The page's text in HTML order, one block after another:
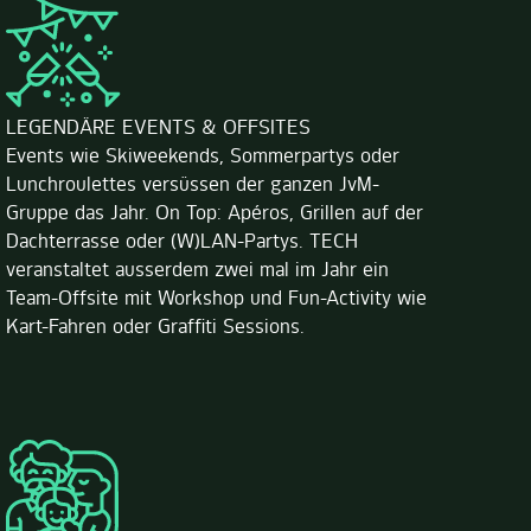
LEGENDÄRE EVENTS & OFFSITES
Events wie Skiweekends, Sommerpartys oder
Lunchroulettes versüssen der ganzen JvM-
Gruppe das Jahr. On Top: Apéros, Grillen auf der
Dachterrasse oder (W)LAN-Partys. TECH
veranstaltet ausserdem zwei mal im Jahr ein
Team-Offsite mit Workshop und Fun-Activity wie
Kart-Fahren oder Graffiti Sessions.